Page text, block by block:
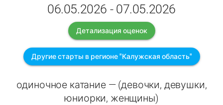
06.05.2026 - 07.05.2026
Детализация оценок
Другие старты в регионе "Калужская область"
одиночное катание — (девочки, девушки,
юниорки, женщины)